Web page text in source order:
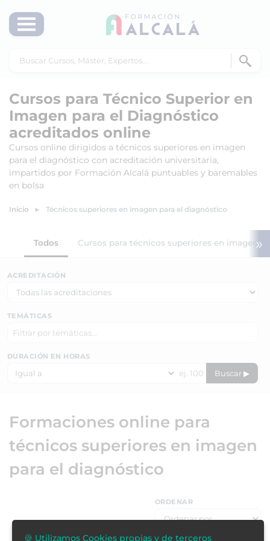
Cursos para Técnico Superior en
Imagen para el Diagnóstico
acreditados online
Cursos online dirigidos a técnicos superiores en imagen
para el diagnóstico con acreditación universitaria,
impartidos por Formación Alcalá puntuables y baremables
en bolsa
Inicio Técnicos superiores en imagen para el diagnóstico
Todos Cursos para técnicos superiores en imagen»
ACREDITACIÓN
TEMÁTICAS
DURACIÓN EN HORAS
Buscar ▶
Formaciones online para
técnicos superiores en imagen
para el diagnóstico
ORDENAR
🍪 Utilizamos Cookies propias y de terceros